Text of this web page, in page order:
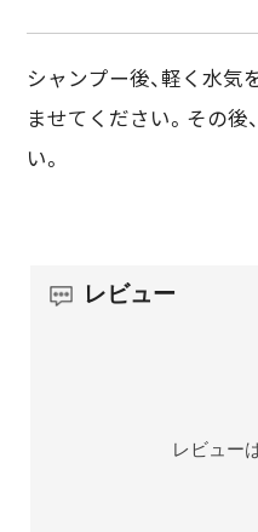
シャンプー後、軽く水気
ませてください。その後
い。
レビュー
レビュー